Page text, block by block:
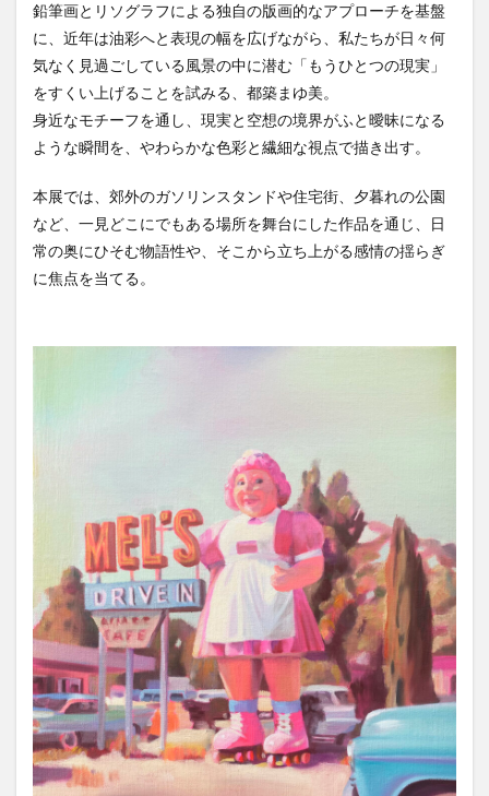
鉛筆画とリソグラフによる独自の版画的なアプローチを基盤
に、近年は油彩へと表現の幅を広げながら、私たちが日々何
気なく見過ごしている風景の中に潜む「もうひとつの現実」
をすくい上げることを試みる、都築まゆ美。
身近なモチーフを通し、現実と空想の境界がふと曖昧になる
ような瞬間を、やわらかな色彩と繊細な視点で描き出す。
本展では、郊外のガソリンスタンドや住宅街、夕暮れの公園
など、一見どこにでもある場所を舞台にした作品を通じ、日
常の奥にひそむ物語性や、そこから立ち上がる感情の揺らぎ
に焦点を当てる。